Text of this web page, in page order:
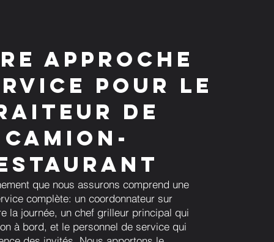
approche
pour le
de
camion-
que nous assurons comprend une
complète: un coordonnateur sur
la journée, un chef grilleur principal qui
à bord, et le personnel de service qui